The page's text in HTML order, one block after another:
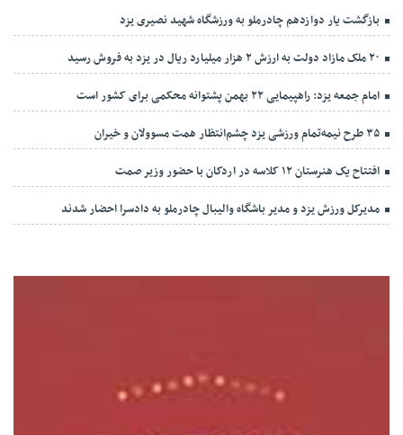
بازگشت یار دوازدهم چادرملو به ورزشگاه شهید نصیری یزد
امام جمعه یزد: راهپیمایی ۲۲ بهمن پشتوانه محکمی برای کشور است
افتتاح یک هنرستان ۱۲ کلاسه در اردکان با حضور وزیر صمت
مدیرکل ورزش یزد و مدیر باشگاه والیبال چادرملو به دادسرا احضار شدند